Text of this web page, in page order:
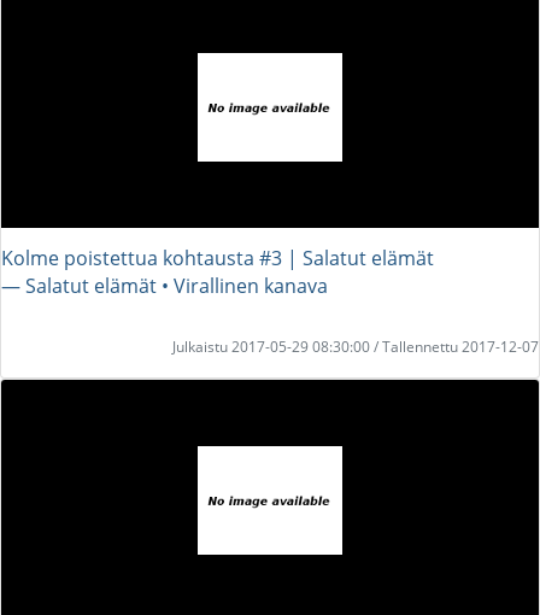
Kolme poistettua kohtausta #3 | Salatut elämät
― Salatut elämät • Virallinen kanava
Julkaistu 2017-05-29 08:30:00 / Tallennettu 2017-12-07